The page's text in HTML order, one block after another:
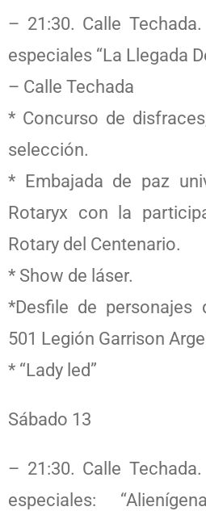
– 21:30. Calle
especiales “La Llegada
– Calle Techada
* Concurso de
selección.
* Embajada de paz
Rotaryx con la
Rotary del Centenario.
* Show de láser.
*Desfile de personajes
501 Legión Garrison
* “Lady led”
Sábado 13
– 21:30. Calle
especiales: